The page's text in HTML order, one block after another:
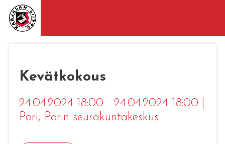
Kevätkokous
24.04.2024 18:00 - 24.04.2024 18:00
Pori, Porin seurakuntakeskus